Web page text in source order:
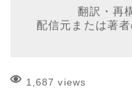
翻訳・再
配信元または著
1,687 views